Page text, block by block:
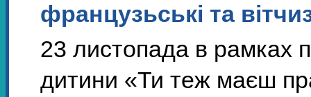
французьські та
23 листопада в рамках
дитини «Ти теж маєш